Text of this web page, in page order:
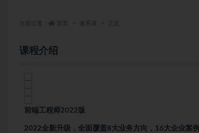
课程介绍
前端工程师2022版
2022全新升级，全面覆盖8大业务方向，16大企业案例